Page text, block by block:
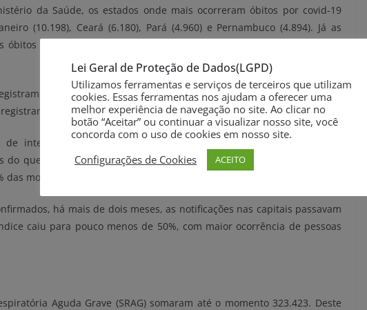
da Saúde, os estados onde mais ocorreram óbitos por covid-19
(10.198), Ceará (6.180), Pará (4.960) e Pernambuco (4.894). Já as
foram Mato Grosso do Sul (85), Tocantins (204), Roraima (314),
casos do novo coronavírus, o que equivale a 90,1% de todas as
óbitos por covid-19, o equivalente a 45,8% das cidades.
interiorização da pandemia. Há pouco mais de um mês, eram
que nas demais cidades. Esta proporção se inverteu, chegando na
das mortes em consequência da covid-19 no interior e 38% nas capitais.
há mais de dois meses, as notificações nas capitais passavam
caiu para pouco menos de 50%, com maior ocorrência de pessoas
Aguda Grave (SRAG) somaram até o momento 323.423. Deste
Lei Geral de Proteção de Dados(LGPD)
Utilizamos ferramentas e serviços de terceiros que utilizam
cookies. Essas ferramentas nos ajudam a oferecer uma
melhor experiência de navegação no site. Ao clicar no
botão “Aceitar” ou continuar a visualizar nosso site, você
concorda com o uso de cookies em nosso site.
Configurações de Cookies
ACEITO